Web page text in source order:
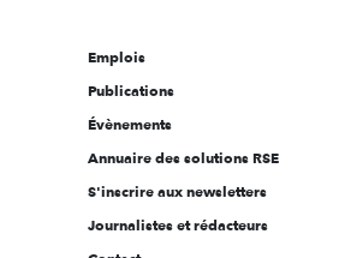
Emplois
Publications
Évènements
Annuaire des solutions RSE
S'inscrire aux newsletters
Journalistes et rédacteurs